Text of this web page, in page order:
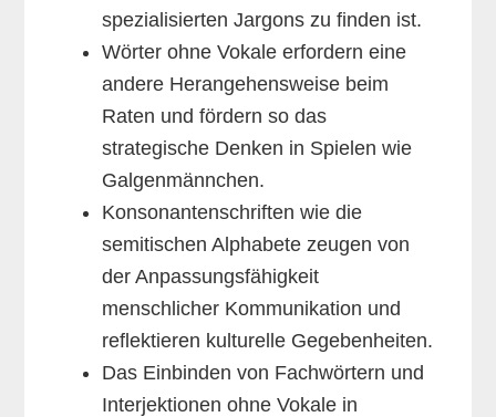
spezialisierten Jargons zu finden ist.
Wörter ohne Vokale erfordern eine
andere Herangehensweise beim
Raten und fördern so das
strategische Denken in Spielen wie
Galgenmännchen.
Konsonantenschriften wie die
semitischen Alphabete zeugen von
der Anpassungsfähigkeit
menschlicher Kommunikation und
reflektieren kulturelle Gegebenheiten.
Das Einbinden von Fachwörtern und
Interjektionen ohne Vokale in